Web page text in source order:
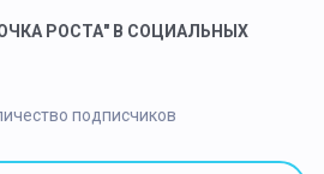
РОСТА" В СОЦИАЛЬНЫХ
подписчиков